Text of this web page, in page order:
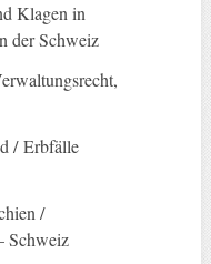
Klagen in
der Schweiz
/ Erbfälle
/
Schweiz